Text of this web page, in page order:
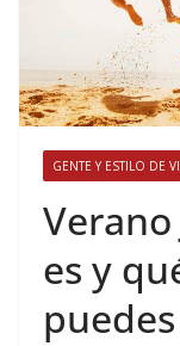
GENTE Y ESTILO DE
​Verano
es y